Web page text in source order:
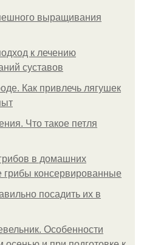
выращивания
к лечению
суставов
Как привлечь лягушек
Что такое петля
в домашних
консервированные
посадить их в
Особенности